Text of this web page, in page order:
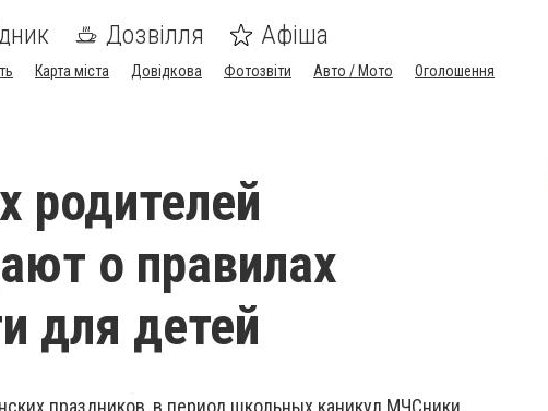
Дозвілля Афіша
Карта міста Довідкова Фотозвіти Авто / Мото Оголошення
родителей
о правилах
для детей
праздников, в период школьных каникул МЧСники